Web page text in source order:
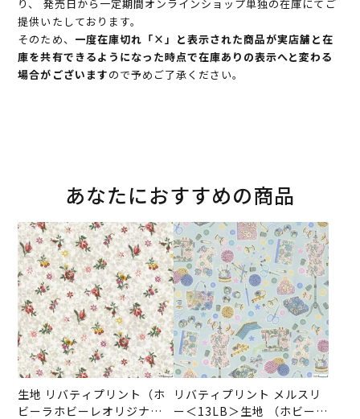
り、 発売日から一定期間オンラインショップ単独の在庫にてご
提供いたしております。
そのため、 一度在庫切れ「×」と表示された商品が実店舗と在
庫を共有できるようになった時点で在庫ありの表示へと変わる
場合がございますので予めご了承ください。
あなたにおすすめの商品
生地 リバティプリント（ホ
ビーラホビーレオリジナ
リバティプリント メルスリ
ー＜13LB＞生地 （ホビーラ